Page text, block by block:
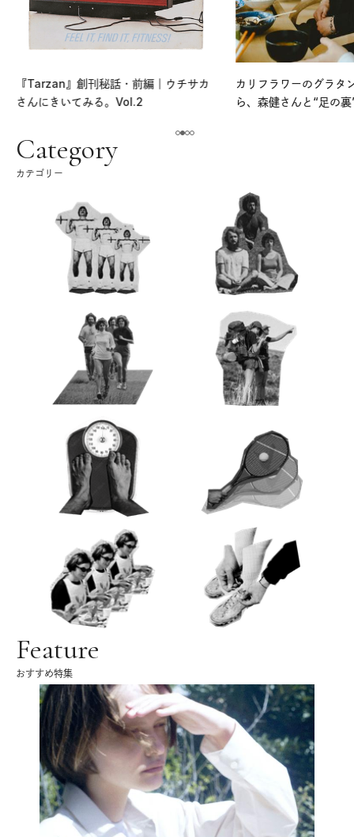
『Tarzan』創刊秘話・前編｜ウチサカ
さんにきいてみる。Vol.2
カリフラワーのグラタ
ら、森健さんと“足の
Category
カテゴリー
Feature
おすすめ特集